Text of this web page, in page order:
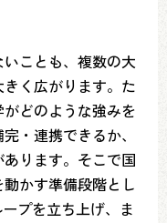
ことも、複数の大
く広がります。た
どのような強みを
・連携できるか、
ります。そこで国
かす準備段階とし
プを立ち上げ、ま